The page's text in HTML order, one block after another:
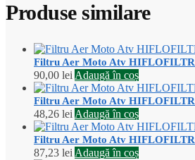
Produse similare
Filtru Aer Moto Atv
90,00 lei Adaugă în coș
Filtru Aer Moto Atv
48,26 lei Adaugă în coș
Filtru Aer Moto Atv
87,23 lei Adaugă în coș